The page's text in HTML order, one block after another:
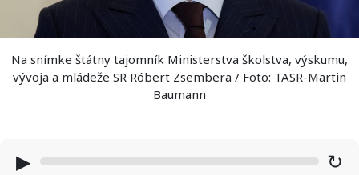
Na snímke štátny tajomník Ministerstva školstva, výskumu,
vývoja a mládeže SR Róbert Zsembera / Foto: TASR-Martin
Baumann
▶ ↻